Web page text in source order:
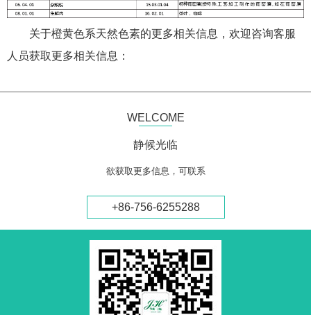
关于橙黄色系天然色素的更多相关信息，欢迎咨询客服
人员获取更多相关信息：
WELCOME
静候光临
欲获取更多信息，可联系
+86-756-6255288